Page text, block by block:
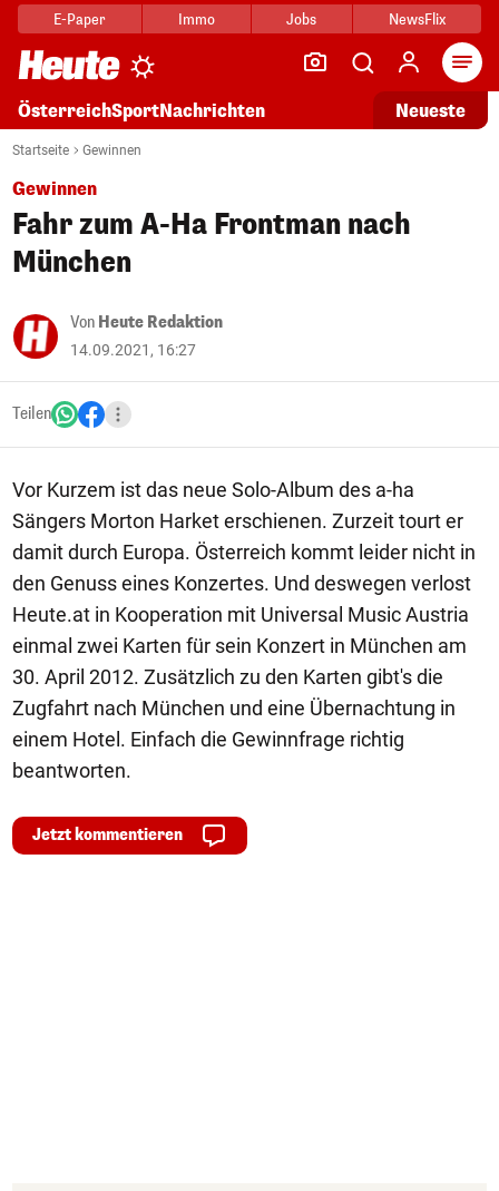
E-Paper Immo Jobs NewsFlix
ÖsterreichSportNachrichten Neueste
Startseite Gewinnen
Gewinnen
Fahr zum A-Ha Frontman nach
München
Von Heute Redaktion
14.09.2021, 16:27
Teilen
Vor Kurzem ist das neue Solo-Album des a-ha
Sängers Morton Harket erschienen. Zurzeit tourt er
damit durch Europa. Österreich kommt leider nicht in
den Genuss eines Konzertes. Und deswegen verlost
Heute.at in Kooperation mit Universal Music Austria
einmal zwei Karten für sein Konzert in München am
30. April 2012. Zusätzlich zu den Karten gibt's die
Zugfahrt nach München und eine Übernachtung in
einem Hotel. Einfach die Gewinnfrage richtig
beantworten.
Jetzt kommentieren